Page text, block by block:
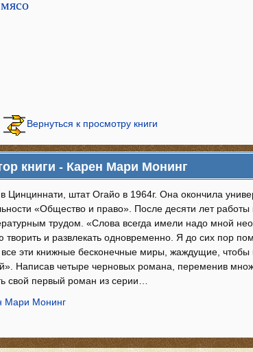
Вернуться к просмотру книги
книги - Карен Мари Монинг
Цинциннати, штат Огайо в 1964г. Она окончила
«Общество и право». После десяти лет
трудом. «Слова всегда имели надо мной
творить и развлекать одновременно. Я до сих пор
эти книжные бесконечные миры, жаждущие, чтобы
Написав четыре черновых романа, переменив
свой первый роман из серии…
Мари Монинг